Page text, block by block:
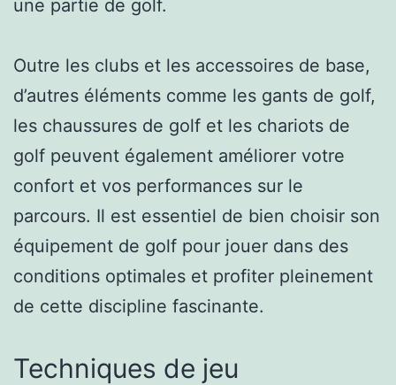
une partie de golf.
Outre les clubs et les accessoires de base,
d’autres éléments comme les gants de golf,
les chaussures de golf et les chariots de
golf peuvent également améliorer votre
confort et vos performances sur le
parcours. Il est essentiel de bien choisir son
équipement de golf pour jouer dans des
conditions optimales et profiter pleinement
de cette discipline fascinante.
Techniques de jeu